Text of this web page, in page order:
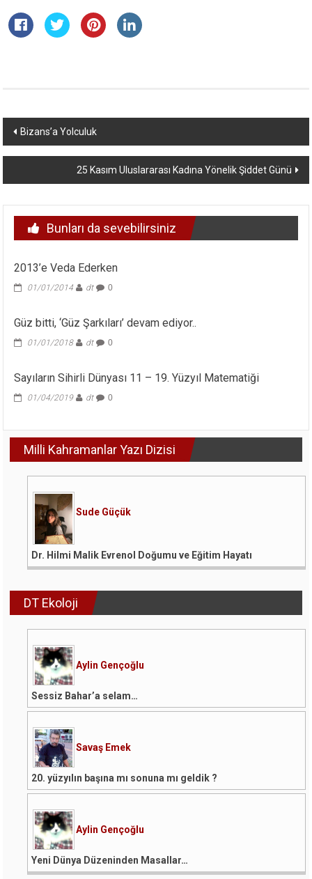
Yazı
dolaşımı
Bizans’a Yolculuk
25 Kasım Uluslararası Kadına Yönelik Şiddet Günü
Bunları da sevebilirsiniz
2013’e Veda Ederken
01/01/2014 dt 0
Güz bitti, ‘Güz Şarkıları’ devam ediyor..
01/01/2018 dt 0
Sayıların Sihirli Dünyası 11 – 19. Yüzyıl Matematiği
01/04/2019 dt 0
Milli Kahramanlar Yazı Dizisi
Sude Güçük
Dr. Hilmi Malik Evrenol Doğumu ve Eğitim Hayatı
DT Ekoloji
Aylin Gençoğlu
Sessiz Bahar’a selam…
Savaş Emek
20. yüzyılın başına mı sonuna mı geldik ?
Aylin Gençoğlu
Yeni Dünya Düzeninden Masallar…